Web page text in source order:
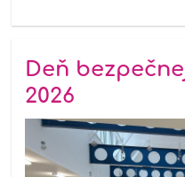
Deň
2026